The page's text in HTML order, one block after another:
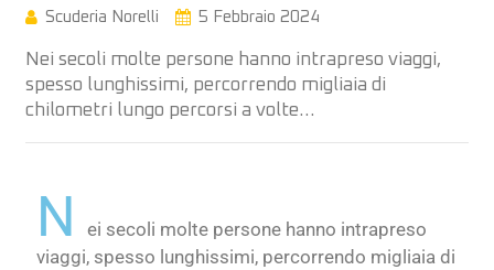
Scuderia Norelli 5 Febbraio 2024
Nei secoli molte persone hanno intrapreso viaggi,
spesso lunghissimi, percorrendo migliaia di
chilometri lungo percorsi a volte…
N
ei secoli molte persone hanno intrapreso
viaggi, spesso lunghissimi, percorrendo migliaia di